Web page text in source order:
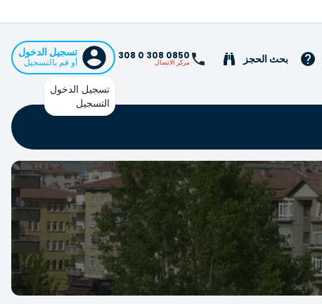
بحث الحجز 0850 308 0 308
مركز الاتصال
تسجيل الدخول
أو قم بالتسجيل
تسجيل الدخول
التسجيل